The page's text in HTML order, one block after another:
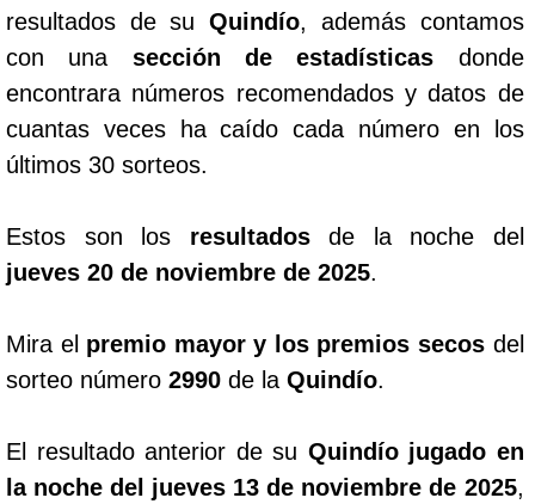
resultados de suQuindío, además contamos
con una sección de estadísticas donde
encontrara números recomendados y datos de
cuantas veces ha caído cada número en los
últimos 30 sorteos.
Estos son los resultadosde la noche del
jueves 20 de noviembre de 2025.
Mira el premio mayor y los premios secosdel
sorteo número 2990 de la Quindío.
El resultado anterior de su Quindío jugado en
la noche del jueves 13 de noviembre de 2025,